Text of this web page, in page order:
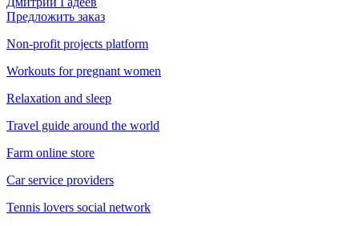
Предложить заказ
Non-profit projects platform
Workouts for pregnant women
Relaxation and sleep
Travel guide around the world
Farm online store
Car service providers
Tennis lovers social network